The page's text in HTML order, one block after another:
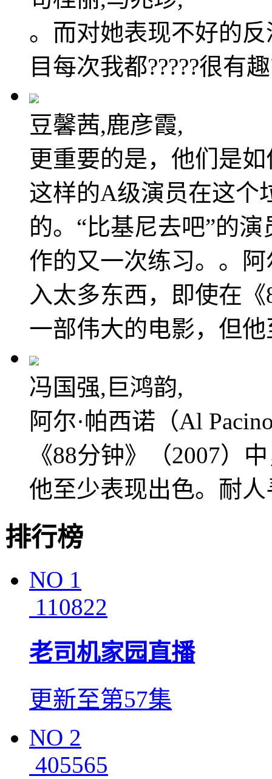
。而对她表现不好的
目每次我都?????很有
豆馨茜,鹿彦霞,
更重要的是，他们是
这样的A级演员在这个
的。“比基尼去吧”的
作的又一次练习。。
入太多东西，即使在
一部伟大的电影，但
冯国强,巨鸿韵,
阿尔·帕西诺（Al
《88分钟》（2007）
他至少表现出色。耐
排行榜
NO 1
110822
老司机家园直播
更新至第57集
NO 2
405565